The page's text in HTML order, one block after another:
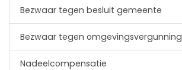
Bezwaar tegen besluit gemeente
Bezwaar tegen omgevingsvergunning
Nadeelcompensatie